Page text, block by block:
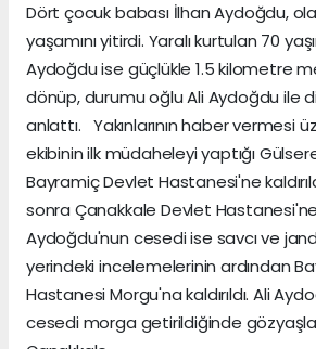
Dört çocuk babası İlhan Aydoğdu,
yaşamını yitirdi. Yaralı kurtulan 70
Aydoğdu ise güçlükle 1.5 kilometre
dönüp, durumu oğlu Ali Aydoğdu ile
anlattı. Yakınlarının haber vermesi
ekibinin ilk müdaheleyi yaptığı
Bayramiç Devlet Hastanesi'ne
sonra Çanakkale Devlet
Aydoğdu'nun cesedi ise savcı ve
yerindeki incelemelerinin ardından
Hastanesi Morgu'na kaldırıldı. Ali
cesedi morga getirildiğinde